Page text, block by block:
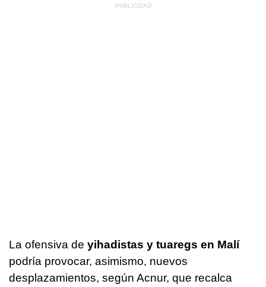
La ofensiva de yihadistas y tuaregs en Malí
podría provocar, asimismo, nuevos
desplazamientos, según Acnur, que recalca